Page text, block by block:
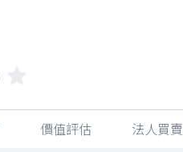
價值評估 法人買賣